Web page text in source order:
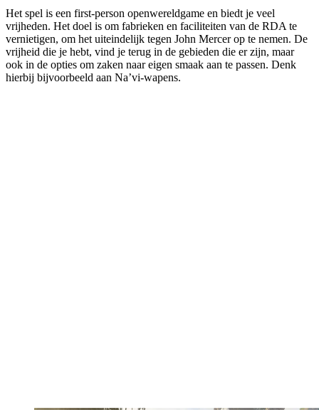
Het spel is een first-person openwereldgame en biedt je veel
vrijheden. Het doel is om fabrieken en faciliteiten van de RDA te
vernietigen, om het uiteindelijk tegen John Mercer op te nemen. De
vrijheid die je hebt, vind je terug in de gebieden die er zijn, maar
ook in de opties om zaken naar eigen smaak aan te passen. Denk
hierbij bijvoorbeeld aan Na’vi-wapens.